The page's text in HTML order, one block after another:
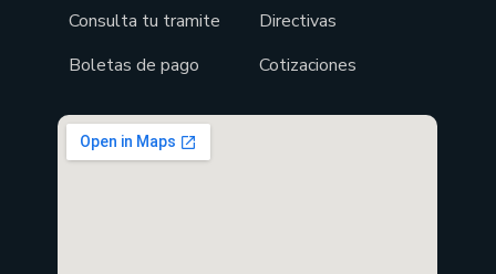
Consulta tu tramite
Boletas de pago
Directivas
Cotizaciones